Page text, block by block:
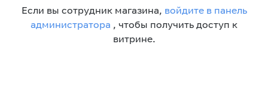
Если вы сотрудник магазина, войдите в панель
администратора , чтобы получить доступ к
витрине.